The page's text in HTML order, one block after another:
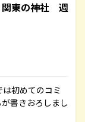
東の神社 週
初めてのコミ
書きおろしまし